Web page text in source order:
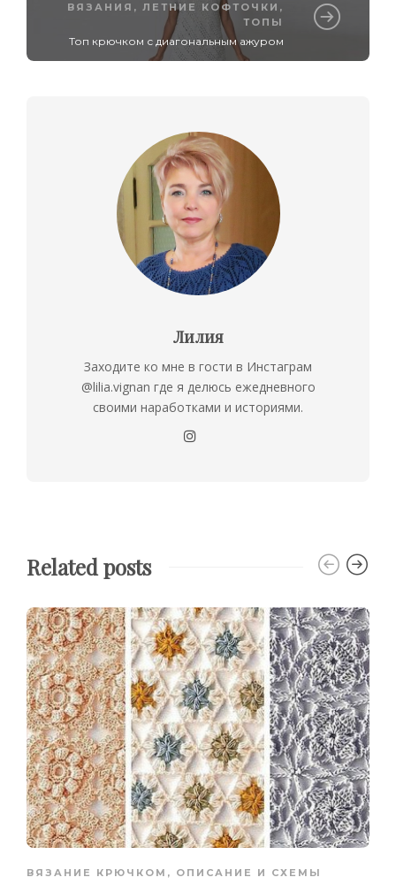
ВЯЗАНИЯ , ЛЕТНИЕ КОФТОЧКИ,
ТОПЫ
Топ крючком с диагональным ажуром
Лилия
Заходите ко мне в гости в Инстаграм
@lilia.vignan где я делюсь ежедневного
своими наработками и историями.
Related posts
ВЯЗАНИЕ КРЮЧКОМ , ОПИСАНИЕ И СХЕМЫ